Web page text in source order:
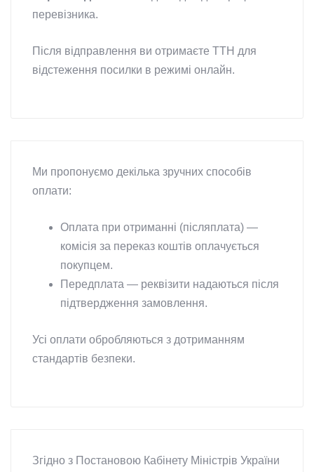
перевізника.
Після відправлення ви отримаєте ТТН для
відстеження посилки в режимі онлайн.
Ми пропонуємо декілька зручних способів
оплати:
Оплата при отриманні (післяплата) —
комісія за переказ коштів оплачується
покупцем.
Передплата — реквізити надаються після
підтвердження замовлення.
Усі оплати обробляються з дотриманням
стандартів безпеки.
Згідно з Постановою Кабінету Міністрів України